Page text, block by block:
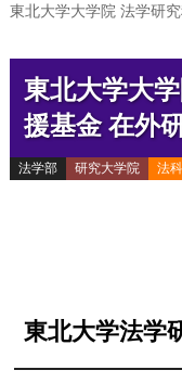
東北大学大学院 法学研
東北大学大
援基金 在外
法学部 研究大学院 法
東北大学法学